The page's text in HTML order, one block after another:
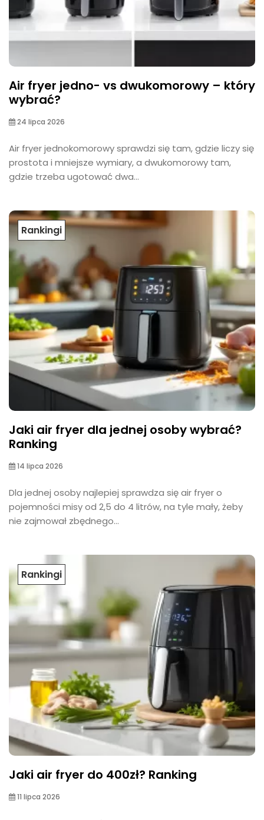
Air fryer jedno- vs dwukomorowy – który
wybrać?
24 lipca 2026
Air fryer jednokomorowy sprawdzi się tam, gdzie liczy się
prostota i mniejsze wymiary, a dwukomorowy tam,
gdzie trzeba ugotować dwa...
Rankingi
Jaki air fryer dla jednej osoby wybrać?
Ranking
14 lipca 2026
Dla jednej osoby najlepiej sprawdza się air fryer o
pojemności misy od 2,5 do 4 litrów, na tyle mały, żeby
nie zajmował zbędnego...
Rankingi
Jaki air fryer do 400zł? Ranking
11 lipca 2026